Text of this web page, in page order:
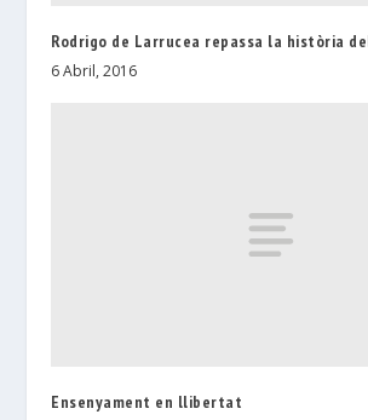
Rodrigo de Larrucea repassa la història
6 Abril, 2016
Ensenyament en llibertat